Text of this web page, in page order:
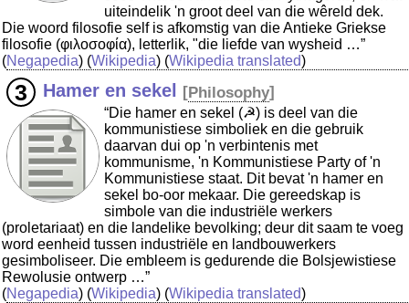
uiteindelik 'n groot deel van die wêreld dek.
Die woord filosofie self is afkomstig van die Antieke Griekse
filosofie (φιλοσοφία), letterlik, "die liefde van wysheid …”
(Negapedia) (Wikipedia) (Wikipedia translated)
Hamer en sekel [Philosophy]
“Die hamer en sekel (☭) is deel van die
kommunistiese simboliek en die gebruik
daarvan dui op 'n verbintenis met
kommunisme, 'n Kommunistiese Party of 'n
Kommunistiese staat. Dit bevat 'n hamer en
sekel bo-oor mekaar. Die gereedskap is
simbole van die industriële werkers
(proletariaat) en die landelike bevolking; deur dit saam te voeg
word eenheid tussen industriële en landbouwerkers
gesimboliseer. Die embleem is gedurende die Bolsjewistiese
Rewolusie ontwerp …”
(Negapedia) (Wikipedia) (Wikipedia translated)